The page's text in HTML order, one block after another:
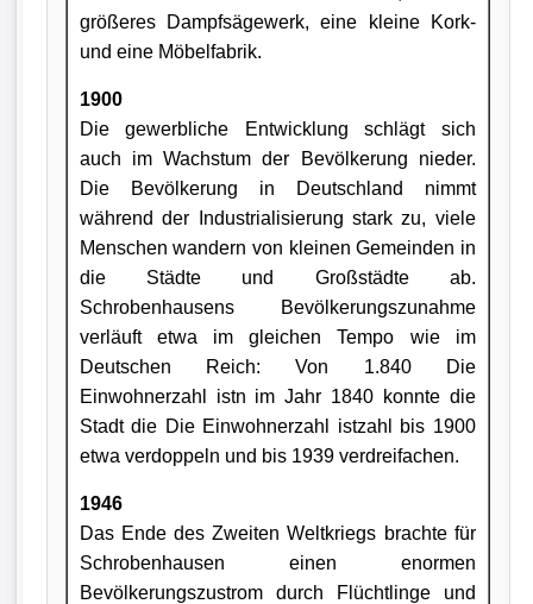
größeres Dampfsägewerk, eine kleine Kork-
und eine Möbelfabrik.
1900
Die gewerbliche Entwicklung schlägt sich
auch im Wachstum der Bevölkerung nieder.
Die Bevölkerung in Deutschland nimmt
während der Industrialisierung stark zu, viele
Menschen wandern von kleinen Gemeinden in
die Städte und Großstädte ab.
Schrobenhausens Bevölkerungszunahme
verläuft etwa im gleichen Tempo wie im
Deutschen Reich: Von 1.840 Die
Einwohnerzahl istn im Jahr 1840 konnte die
Stadt die Die Einwohnerzahl istzahl bis 1900
etwa verdoppeln und bis 1939 verdreifachen.
1946
Das Ende des Zweiten Weltkriegs brachte für
Schrobenhausen einen enormen
Bevölkerungszustrom durch Flüchtlinge und